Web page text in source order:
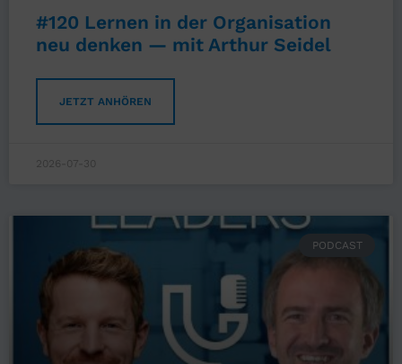
#120 Lernen in der Organisation
neu denken — mit Arthur Seidel
JETZT ANHÖREN
2026-07-30
PODCAST